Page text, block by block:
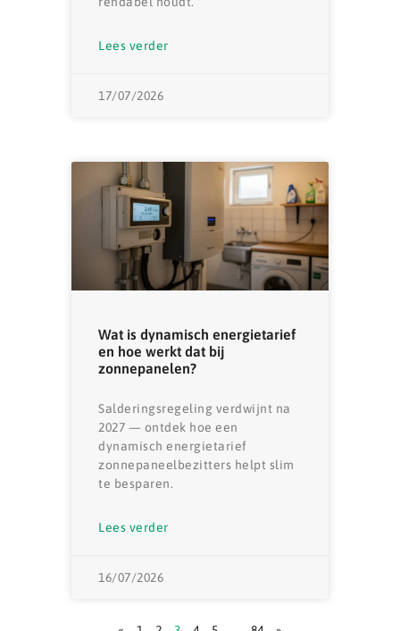
Lees verder
17/07/2026
Wat is dynamisch energietarief
en hoe werkt dat bij
zonnepanelen?
Salderingsregeling verdwijnt na
2027 — ontdek hoe een
dynamisch energietarief
zonnepaneelbezitters helpt slim
te besparen.
Lees verder
16/07/2026